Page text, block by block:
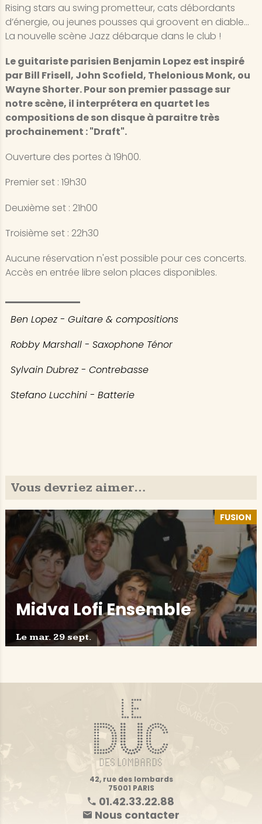
Rising stars au swing prometteur, cats débordants
d’énergie, ou jeunes pousses qui groovent en diable…
La nouvelle scène Jazz débarque dans le club !
Le guitariste parisien Benjamin Lopez est inspiré
par Bill Frisell, John Scofield, Thelonious Monk, ou
Wayne Shorter. Pour son premier passage sur
notre scène, il interprétera en quartet les
compositions de son disque à paraitre très
prochainement : "Draft".
Ouverture des portes à 19h00.
Premier set : 19h30
Deuxième set : 21h00
Troisième set : 22h30
Aucune réservation n'est possible pour ces concerts.
Accès en entrée libre selon places disponibles.
Ben Lopez - Guitare & compositions
Robby Marshall - Saxophone Ténor
Sylvain Dubrez - Contrebasse
Stefano Lucchini - Batterie
Vous devriez aimer…
FUSION
Midva Lofi Ensemble
Le mar. 29 sept.
42, rue des lombards
75001 PARIS
01.42.33.22.88
Nous contacter